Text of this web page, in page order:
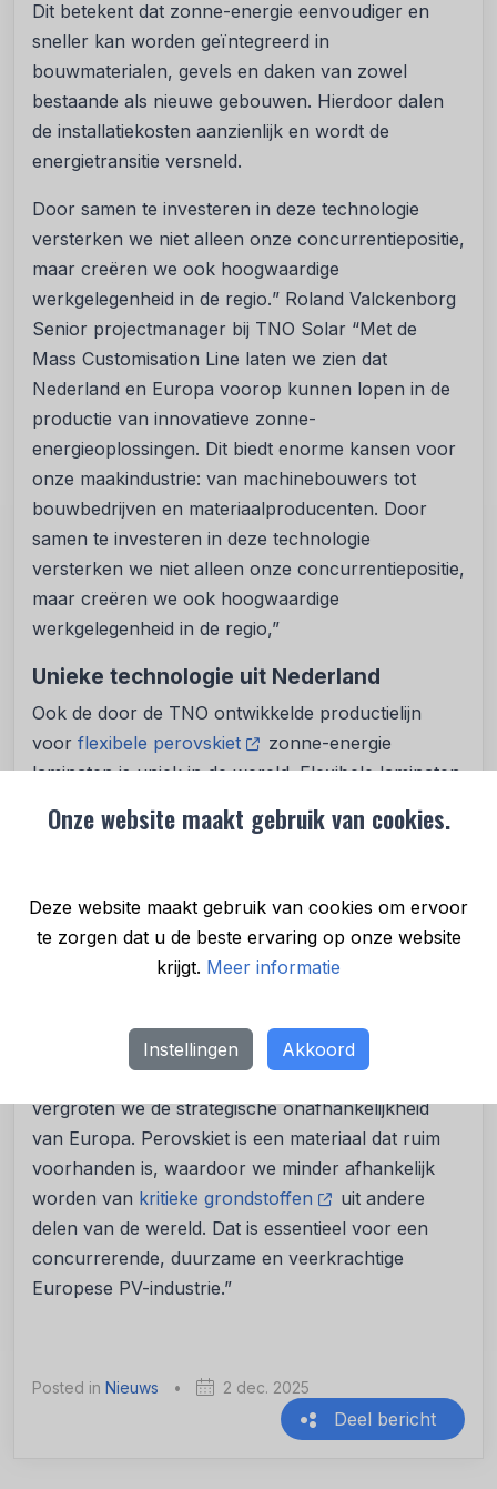
Onze website maakt gebruik van cookies.
Deze website maakt gebruik van cookies om ervoor
te zorgen dat u de beste ervaring op onze website
krijgt. Meer informatie
Instellingen Akkoord
Dit betekent dat zonne-energie eenvoudiger en
sneller kan worden geïntegreerd in
bouwmaterialen, gevels en daken van zowel
bestaande als nieuwe gebouwen. Hierdoor dalen
de installatiekosten aanzienlijk en wordt de
energietransitie versneld.
Door samen te investeren in deze technologie
versterken we niet alleen onze concurrentiepositie,
maar creëren we ook hoogwaardige
werkgelegenheid in de regio.” Roland Valckenborg
Senior projectmanager bij TNO Solar “Met de
Mass Customisation Line laten we zien dat
Nederland en Europa voorop kunnen lopen in de
productie van innovatieve zonne-
energieoplossingen. Dit biedt enorme kansen voor
onze maakindustrie: van machinebouwers tot
bouwbedrijven en materiaalproducenten. Door
samen te investeren in deze technologie
versterken we niet alleen onze concurrentiepositie,
maar creëren we ook hoogwaardige
werkgelegenheid in de regio,”
Unieke technologie uit Nederland
Ook de door de TNO ontwikkelde productielijn
voor flexibele perovskiet
zonne-energie
laminaten is uniek in de wereld. Flexibele laminaten
denkbare variaties van formaat, vorm en elektrisch
Perovskiet is een veelbelovend dunnefilm-
materiaal voor zonne-energie. Het biedt voordelen
ten opzichte van het traditionele silicium: het is
te produceren zijn ruim beschikbaar.
vergroten we de strategische onafhankelijkheid
van Europa. Perovskiet is een materiaal dat ruim
voorhanden is, waardoor we minder afhankelijk
worden van kritieke grondstoffen
uit andere
delen van de wereld. Dat is essentieel voor een
concurrerende, duurzame en veerkrachtige
Europese PV-industrie.”
Posted in Nieuws • 2 dec. 2025
Deel bericht